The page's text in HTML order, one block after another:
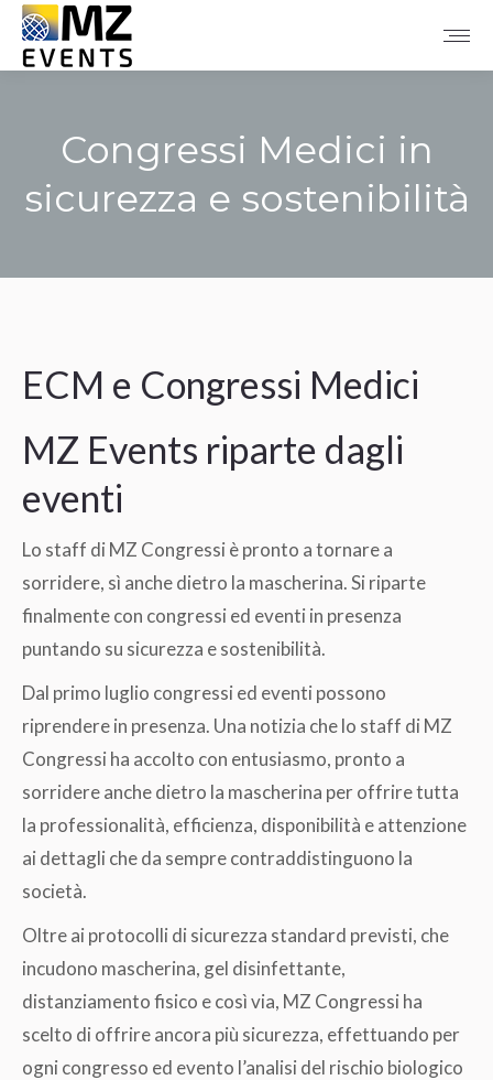
Congressi Medici in
sicurezza e sostenibilità
ECM e Congressi Medici
MZ Events riparte dagli
eventi
Lo staff di MZ Congressi è pronto a tornare a
sorridere, sì anche dietro la mascherina. Si riparte
finalmente con congressi ed eventi in presenza
puntando su sicurezza e sostenibilità.
Dal primo luglio congressi ed eventi possono
riprendere in presenza. Una notizia che lo staff di MZ
Congressi ha accolto con entusiasmo, pronto a
sorridere anche dietro la mascherina per offrire tutta
la professionalità, efficienza, disponibilità e attenzione
ai dettagli che da sempre contraddistinguono la
società.
Oltre ai protocolli di sicurezza standard previsti, che
incudono mascherina, gel disinfettante,
distanziamento fisico e così via, MZ Congressi ha
scelto di offrire ancora più sicurezza, effettuando per
ogni congresso ed evento l’analisi del rischio biologico